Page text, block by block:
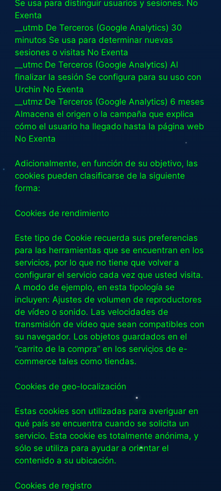
Se usa para distinguir usuarios y sesiones. No
Exenta
__utmb De Terceros (Google Analytics) 30
minutos Se usa para determinar nuevas
sesiones o visitas No Exenta
__utmc De Terceros (Google Analytics) Al
finalizar la sesión Se configura para su uso con
Urchin No Exenta
__utmz De Terceros (Google Analytics) 6 meses
Almacena el origen o la campaña que explica
cómo el usuario ha llegado hasta la página web
No Exenta
Adicionalmente, en función de su objetivo, las
cookies pueden clasificarse de la siguiente
forma:
Cookies de rendimiento
Este tipo de Cookie recuerda sus preferencias
para las herramientas que se encuentran en los
servicios, por lo que no tiene que volver a
configurar el servicio cada vez que usted visita.
A modo de ejemplo, en esta tipología se
incluyen: Ajustes de volumen de reproductores
de vídeo o sonido. Las velocidades de
transmisión de vídeo que sean compatibles con
su navegador. Los objetos guardados en el
“carrito de la compra” en los servicios de e-
commerce tales como tiendas.
Cookies de geo-localización
Estas cookies son utilizadas para averiguar en
qué país se encuentra cuando se solicita un
servicio. Esta cookie es totalmente anónima, y
sólo se utiliza para ayudar a orientar el
contenido a su ubicación.
Cookies de registro